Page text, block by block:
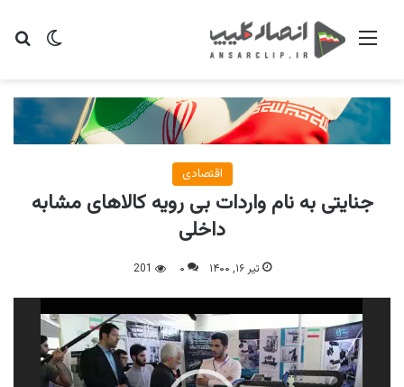
تغییر منو
اقتصادی
‌‌‌جنایتی به نام واردات بی رویه کالاهای مشابه
داخلی
تیر ۱۶, ۱۴۰۰ ۰ 201
نمایشگر